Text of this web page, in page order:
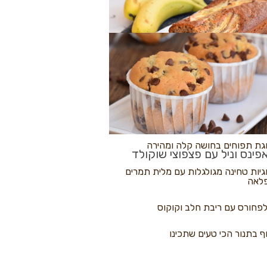
פיצה
בננות
וניל עם פצפוצי שוקולד
נקראים
תפוחים בחושה קלה ומהירה
טחינה מגולגלות עם מלית תמרים
עם ריבת חלב וקוקוס
בתנור הכי טעים שתכינו